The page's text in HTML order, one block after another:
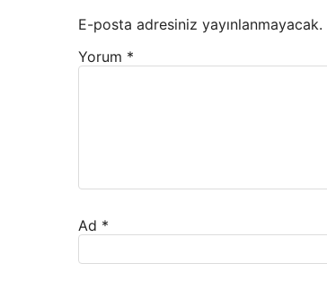
E-posta adresiniz yayınlanmayacak.
Yorum *
Ad *